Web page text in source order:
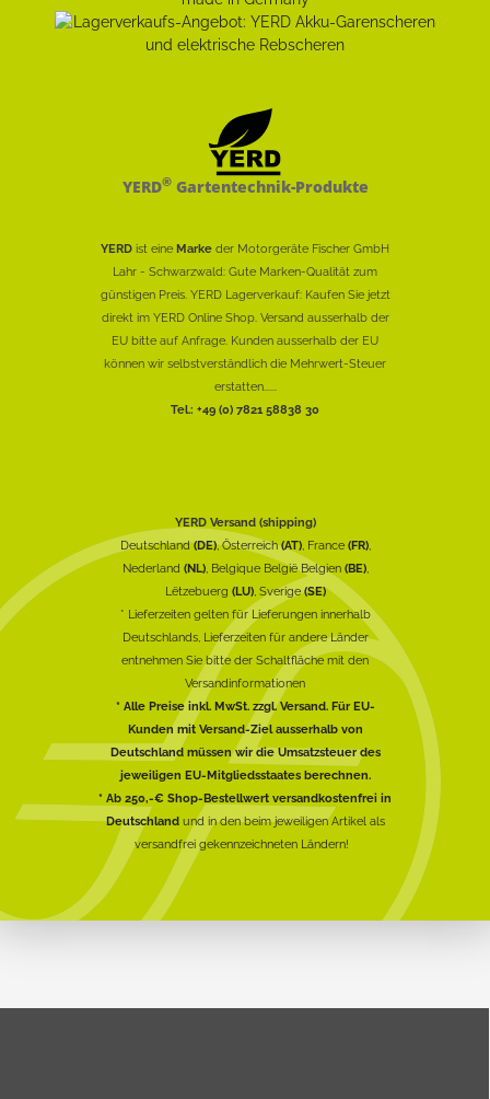
YERD®Gartentechnik-Produkte
YERD ist eine Marke der Motorgeräte Fischer GmbH
Lahr - Schwarzwald: Gute Marken-Qualität zum
günstigen Preis. YERD Lagerverkauf: Kaufen Sie jetzt
direkt im YERD Online Shop. Versand ausserhalb der
EU bitte auf Anfrage. Kunden ausserhalb der EU
können wir selbstverständlich die Mehrwert-Steuer
erstatten......
Tel.: +49 (0) 7821 58838 30
YERD Versand (shipping)
Deutschland(DE), Österreich(AT), France (FR),
Nederland (NL), Belgique België Belgien (BE),
Lëtzebuerg (LU), Sverige(SE)
* Lieferzeiten gelten für Lieferungen innerhalb
Deutschlands, Lieferzeiten für andere Länder
entnehmen Sie bitte der Schaltfläche mit den
Versandinformationen
* Alle Preise inkl. MwSt. zzgl. Versand. Für EU-
Kunden mit Versand-Ziel ausserhalb von
Deutschland müssen wir die Umsatzsteuer des
jeweiligen EU-Mitgliedsstaates berechnen.
* Ab 250,-€ Shop-Bestellwert versandkostenfrei in
Deutschlandund in den beim jeweiligen Artikel als
versandfrei gekennzeichneten Ländern!